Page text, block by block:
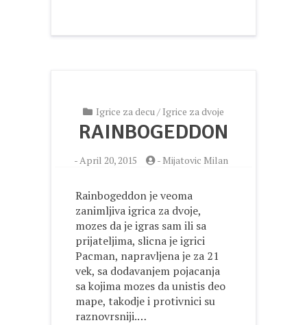
Igrice za decu/ Igrice za dvoje
RAINBOGEDDON
-April 20, 2015 - Mijatovic Milan
Rainbogeddon je veoma
zanimljiva igrica za dvoje,
mozes da je igras sam ili sa
prijateljima, slicna je igrici
Pacman, napravljena je za 21
vek, sa dodavanjem pojacanja
sa kojima mozes da unistis deo
mape, takodje i protivnici su
raznovrsniji.…